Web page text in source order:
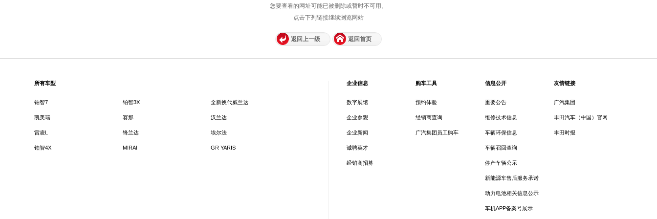
您要查看的网址可能已被删除或暂时不可用。
点击下列链接继续浏览网站
返回上一级 返回首页
所有车型
铂智7 铂智3X 全新换代威兰达
凯美瑞 赛那 汉兰达
雷凌L 锋兰达 埃尔法
铂智4X MIRAI GR YARIS
企业信息
数字展馆
企业参观
企业新闻
诚聘英才
经销商招募
购车工具
预约体验
经销商查询
广汽集团员工购车
信息公开
重要公告
维修技术信息
车辆环保信息
车辆召回查询
停产车辆公示
新能源车售后服务承诺
动力电池相关信息公示
车机APP备案号展示
友情链接
广汽集团
丰田汽车（中国）官网
丰田时报